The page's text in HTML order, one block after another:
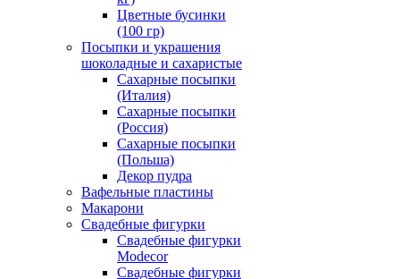
Цветные бусинки
(100 гр)
Посыпки и украшения
шоколадные и сахаристые
Сахарные посыпки
(Италия)
Сахарные посыпки
(Россия)
Сахарные посыпки
(Польша)
Декор пудра
Вафельные пластины
Макарони
Свадебные фигурки
Свадебные фигурки
Modecor
Свадебные фигурки